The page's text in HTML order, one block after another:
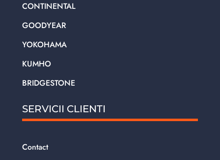
CONTINENTAL
GOODYEAR
YOKOHAMA
KUMHO
BRIDGESTONE
SERVICII CLIENTI
Contact